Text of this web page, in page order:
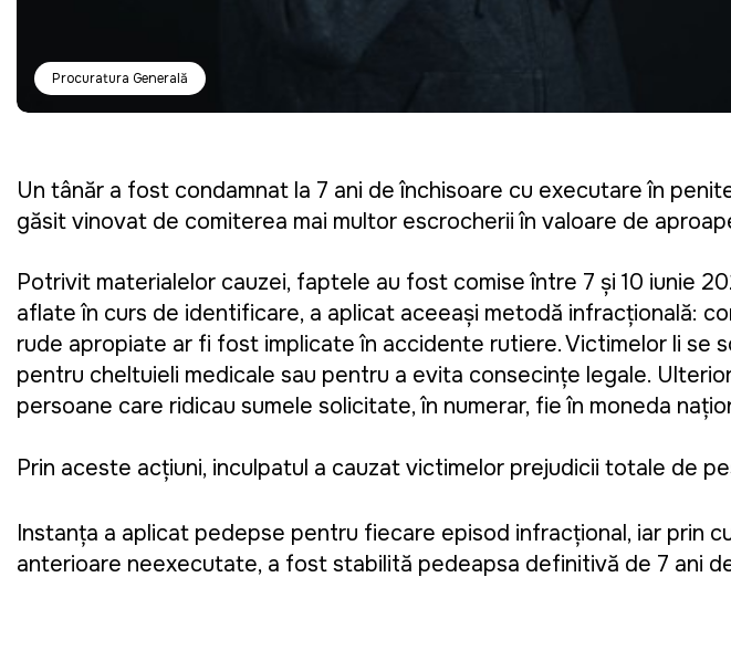
Procuratura Generală
Un tânăr a fost condamnat la 7 ani de închisoare cu executare în
găsit vinovat de comiterea mai multor escrocherii în valoare de
Potrivit materialelor cauzei, faptele au fost comise între 7 și 10 iunie
aflate în curs de identificare, a aplicat aceeași metodă infracțională:
rude apropiate ar fi fost implicate în accidente rutiere. Victimelor li se
pentru cheltuieli medicale sau pentru a evita consecințe legale.
persoane care ridicau sumele solicitate, în numerar, fie în moneda
Prin aceste acțiuni, inculpatul a cauzat victimelor prejudicii totale de
Instanța a aplicat pedepse pentru fiecare episod infracțional, iar prin
anterioare neexecutate, a fost stabilită pedeapsa definitivă de 7 ani